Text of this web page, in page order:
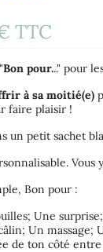
TTC
Bon pour..." pour
à sa moitié(e)
faire plaisir !
un petit sachet
Vous
Bon pour :
Une
Un massage;
de ton côté